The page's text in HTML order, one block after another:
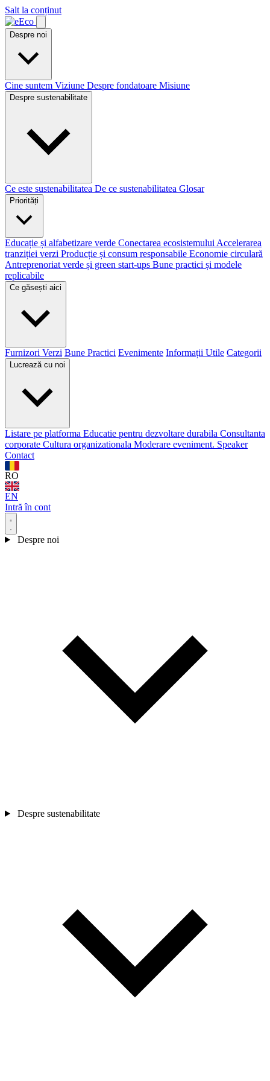
Salt la conținut
Despre noi
Cine suntem Viziune Despre fondatoare Misiune
Despre sustenabilitate
Ce este sustenabilitatea De ce sustenabilitatea Glosar
Priorități
Educație și alfabetizare verde Conectarea ecosistemului Accelerarea
tranziției verzi Producție și consum responsabile Economie circulară
Antreprenoriat verde și green start-ups Bune practici și modele
replicabile
Ce găsești aici
Furnizori Verzi Bune Practici Evenimente Informații Utile Categorii
Lucrează cu noi
Listare pe platforma Educatie pentru dezvoltare durabila Consultanta
corporate Cultura organizationala Moderare eveniment. Speaker
Contact
RO
EN
Intră în cont
Despre noi
Despre sustenabilitate